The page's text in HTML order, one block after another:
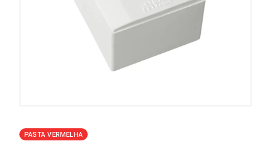
PASTA VERMELHA